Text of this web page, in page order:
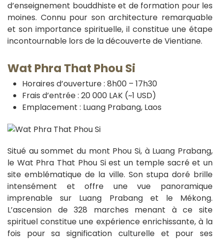
d’enseignement bouddhiste et de formation pour les
moines. Connu pour son architecture remarquable
et son importance spirituelle, il constitue une étape
incontournable lors de la découverte de Vientiane.
Wat Phra That Phou Si
Horaires d’ouverture : 8h00 – 17h30
Frais d’entrée : 20 000 LAK (~1 USD)
Emplacement : Luang Prabang, Laos
Situé au sommet du mont Phou Si, à Luang Prabang,
le Wat Phra That Phou Si est un temple sacré et un
site emblématique de la ville. Son stupa doré brille
intensément et offre une vue panoramique
imprenable sur Luang Prabang et le Mékong.
L’ascension de 328 marches menant à ce site
spirituel constitue une expérience enrichissante, à la
fois pour sa signification culturelle et pour ses